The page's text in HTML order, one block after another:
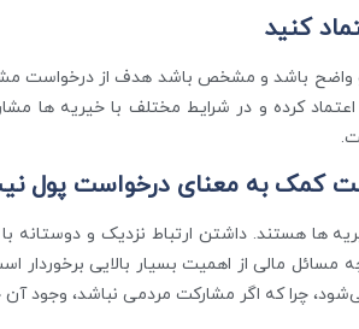
کنید
و واضح باشد و مشخص باشد هدف از
کرده و در شرایط مختلف با خیریه ها
کمک به معنای درخواست پول
ها هستند. داشتن ارتباط نزدیک و
مالی از اهمیت بسیار بالایی
چرا که اگر مشارکت مردمی نباشد، وجود